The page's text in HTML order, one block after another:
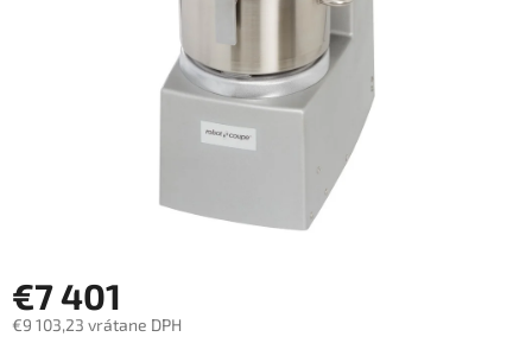
€7 401
€9 103,23 vrátane DPH